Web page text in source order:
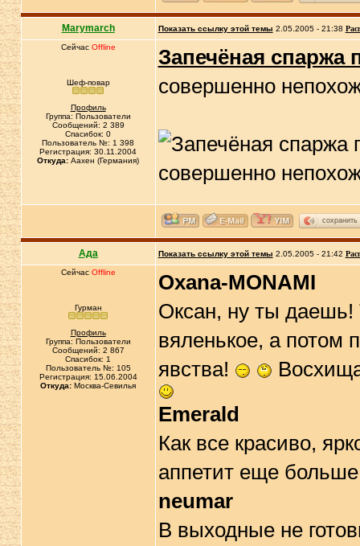
Marymarch Показать ссылку этой темы 2.05.2005 - 21:38
Сейчас Offline
Шеф-повар
Профиль
Группа: Пользователи
Сообщений: 2 389
Спасибок: 0
Пользователь №: 1 398
Регистрация: 30.11.2004
Откуда: Аахен (Германия)
Запечёная спаржа
совершенно
сохранить
Ада Показать ссылку этой темы 2.05.2005 - 21:42
Сейчас Offline
Гурман
Профиль
Группа: Пользователи
Сообщений: 2 867
Спасибок: 1
Пользователь №: 105
Регистрация: 15.06.2004
Откуда: Москва-Севилья
Oxana-MONAMI
Оксан, ну ты даешь!
вяленькое, а потом
явства!
Emerald
Как все красиво,
аппетит еще
neumar
В выходные не